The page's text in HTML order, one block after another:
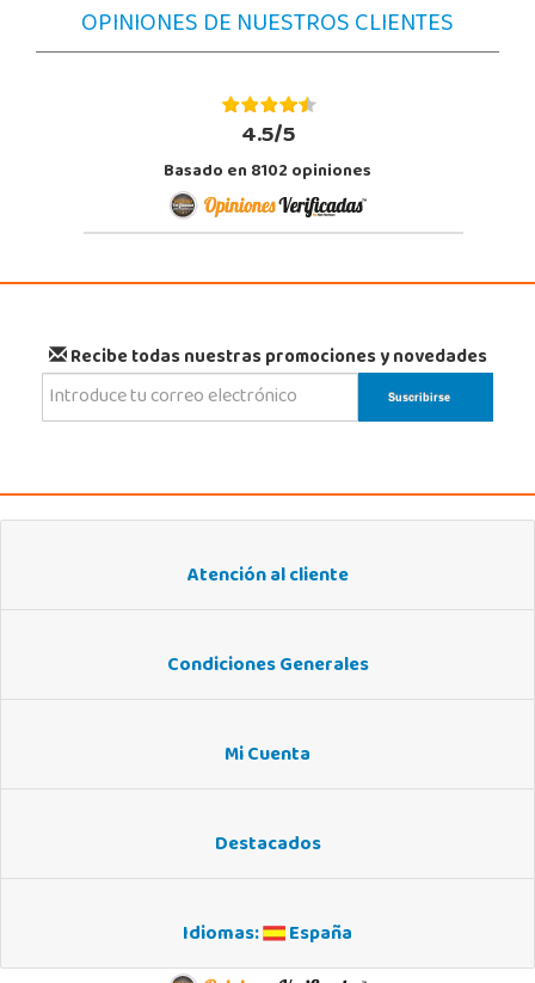
OPINIONES DE NUESTROS CLIENTES
4.5/5
Basado en 8102 opiniones
Recibe todas nuestras promociones y novedades
Atención al cliente
Condiciones Generales
Mi Cuenta
Destacados
Idiomas: España